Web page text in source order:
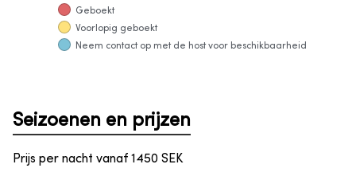
Geboekt
Voorlopig geboekt
Neem contact op met de host voor beschikbaarheid
Seizoenen en prijzen
Prijs per nacht vanaf 1450 SEK